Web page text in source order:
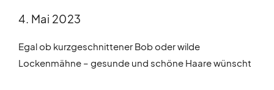
4. Mai 2023
Egal ob kurzgeschnittener Bob oder wilde
Lockenmähne – gesunde und schöne Haare wünscht